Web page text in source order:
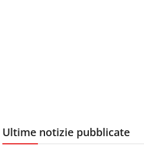
Ultime notizie pubblicate